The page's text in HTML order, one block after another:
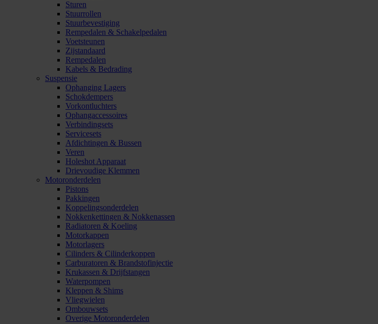
Sturen
Stuurrollen
Stuurbevestiging
Rempedalen & Schakelpedalen
Voetsteunen
Zijstandaard
Rempedalen
Kabels & Bedrading
Suspensie
Ophanging Lagers
Schokdempers
Vorkontluchters
Ophangaccessoires
Verbindingsets
Servicesets
Afdichtingen & Bussen
Veren
Holeshot Apparaat
Drievoudige Klemmen
Motoronderdelen
Pistons
Pakkingen
Koppelingsonderdelen
Nokkenkettingen & Nokkenassen
Radiatoren & Koeling
Motorkappen
Motorlagers
Cilinders & Cilinderkoppen
Carburatoren & Brandstofinjectie
Krukassen & Drijfstangen
Waterpompen
Kleppen & Shims
Vliegwielen
Ombouwsets
Overige Motoronderdelen